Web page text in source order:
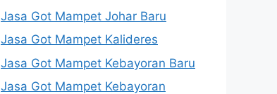
Jasa Got Mampet Johar Baru
Jasa Got Mampet Kalideres
Jasa Got Mampet Kebayoran Baru
Jasa Got Mampet Kebayoran